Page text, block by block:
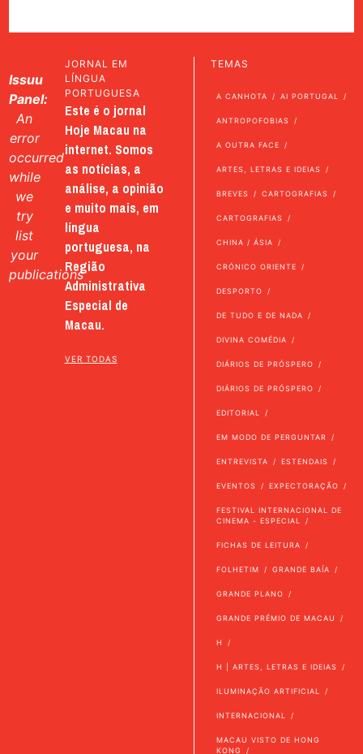
Issuu
Panel:
An
error
occurred
while
we
try
list
your
publications
JORNAL EM
LÍNGUA
PORTUGUESA
Este é o jornal
Hoje Macau na
internet. Somos
as notícias, a
análise, a opinião
e muito mais, em
língua
portuguesa, na
Região
Administrativa
Especial de
Macau.
VER TODAS
TEMAS
A CANHOTA AI PORTUGAL
ANTROPOFOBIAS
A OUTRA FACE
ARTES, LETRAS E IDEIAS
BREVES CARTOGRAFIAS
CARTOGRAFIAS
CHINA / ÁSIA
CRÓNICO ORIENTE
DESPORTO
DE TUDO E DE NADA
DIVINA COMÉDIA
DIÁRIOS DE PRÓSPERO
DIÁRIOS DE PRÓSPERO
EDITORIAL
EM MODO DE PERGUNTAR
ENTREVISTA ESTENDAIS
EVENTOS EXPECTORAÇÃO
FESTIVAL INTERNACIONAL DE
CINEMA - ESPECIAL
FICHAS DE LEITURA
FOLHETIM GRANDE BAÍA
GRANDE PLANO
GRANDE PRÉMIO DE MACAU
H
H | ARTES, LETRAS E IDEIAS
ILUMINAÇÃO ARTIFICIAL
INTERNACIONAL
MACAU VISTO DE HONG
KONG